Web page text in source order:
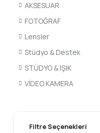
AKSESUAR
FOTOĞRAF
Lensler
Stüdyo & Destek
STÜDYO & IŞIK
VİDEO KAMERA
Filtre Seçenekleri